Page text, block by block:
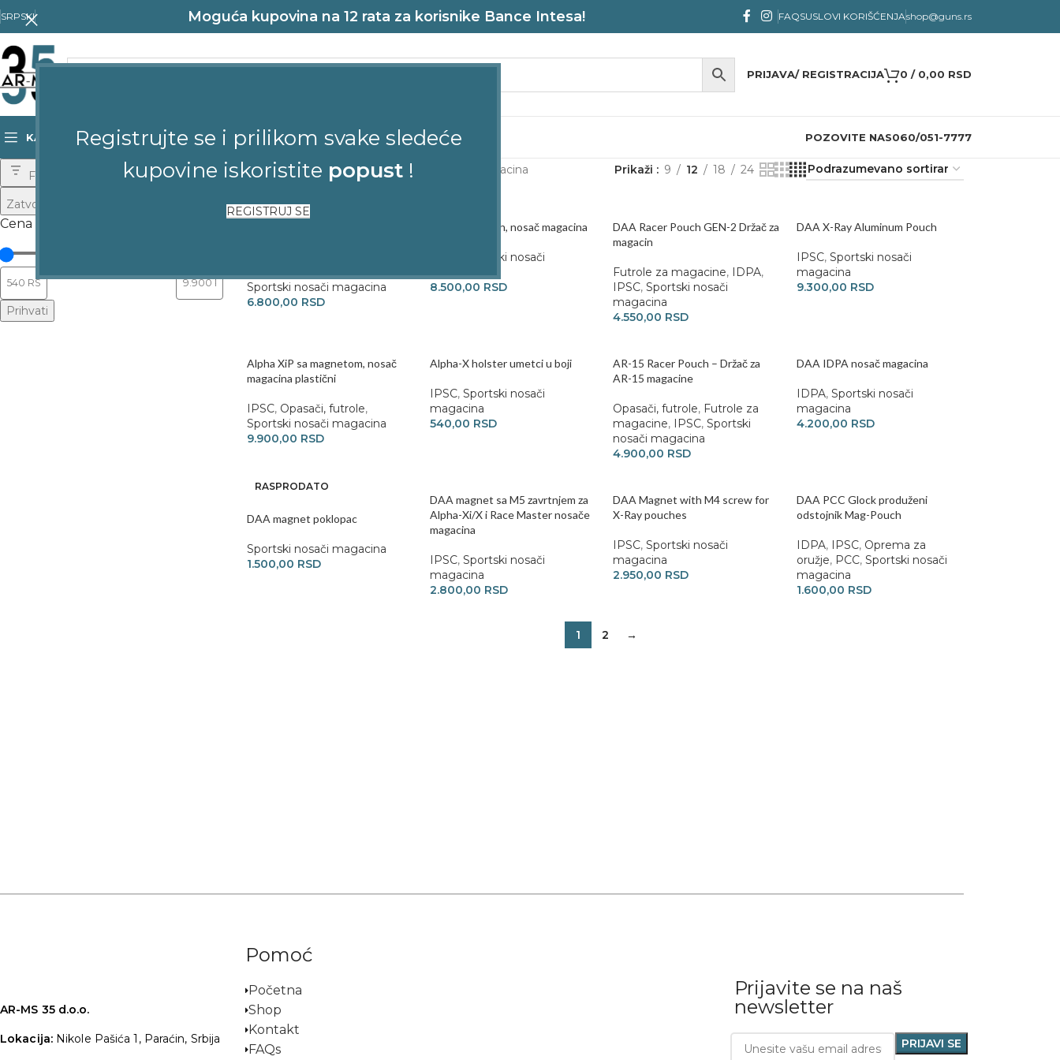
Registrujte se i prilikom svake sledeće
kupovine iskoristite popust !
REGISTRUJ SE
SRPSKI Moguća kupovina na 12 rata za korisnike Bance Intesa! FAQSUSLOVI KORIŠĆENJAshop@guns.rs
PRIJAVA/ REGISTRACIJA 0 / 0,00 RSD
KATEGORIJE POČETNA SHOPKONTAKTSTRELJANA POZOVITE NAS060/051-7777
Filtriraj proizvode
Zatvori
Cena
Prihvati
Почетна Opasači, futrole Sportski nosači magacina Prikaži 9 12 18 24
IPSC, Opasači, futrole,
Sportski nosači magacina
6.800,00 RSD
Alpha-Xi Pouch, nosač magacina
Sportski nosači
magacina
8.500,00 RSD
DAA Racer Pouch GEN-2 Držač za
magacin
Futrole za magacine, IDPA,
IPSC, Sportski nosači
magacina
4.550,00 RSD
DAA X-Ray Aluminum Pouch
IPSC, Sportski nosači
magacina
9.300,00 RSD
Alpha XiP sa magnetom, nosač
magacina plastični
IPSC, Opasači, futrole,
Sportski nosači magacina
9.900,00 RSD
Alpha-X holster umetci u boji
IPSC, Sportski nosači
magacina
540,00 RSD
AR-15 Racer Pouch – Držač za
AR-15 magacine
Opasači, futrole, Futrole za
magacine, IPSC, Sportski
nosači magacina
4.900,00 RSD
DAA IDPA nosač magacina
IDPA, Sportski nosači
magacina
4.200,00 RSD
RASPRODATO
DAA magnet poklopac
Sportski nosači magacina
1.500,00 RSD
DAA magnet sa M5 zavrtnjem za
Alpha-Xi/X i Race Master nosače
magacina
IPSC, Sportski nosači
magacina
2.800,00 RSD
DAA Magnet with M4 screw for
X-Ray pouches
IPSC, Sportski nosači
magacina
2.950,00 RSD
DAA PCC Glock produženi
odstojnik Mag-Pouch
IDPA, IPSC, Oprema za
oružje, PCC, Sportski nosači
magacina
1.600,00 RSD
1 2 →
AR-MS 35 d.o.o.
Lokacija:Nikole Pašića 1, Paraćin, Srbija
Pomoć
Početna
Shop
Kontakt
FAQs
Prijavite se na naš
newsletter